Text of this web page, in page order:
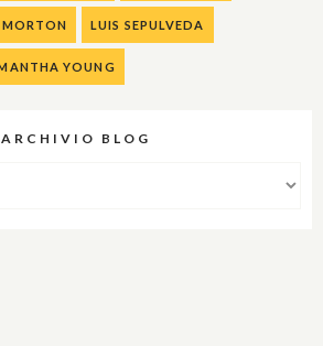
MORTON LUIS SEPULVEDA
YOUNG
ARCHIVIO BLOG